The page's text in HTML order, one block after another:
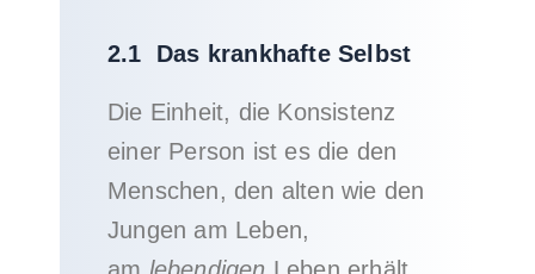
2.1 Das krankhafte Selbst
Die Einheit, die Konsistenz
einer Person ist es die den
Menschen, den alten wie den
Jungen am Leben,